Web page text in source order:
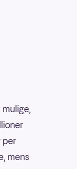
per
mens